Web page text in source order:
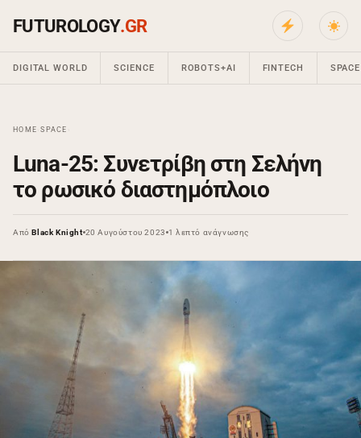
FUTUROLOGY.GR
DIGITAL WORLD SCIENCE ROBOTS+AI FINTECH SPACE
HOME ›SPACE
Luna-25: Συνετρίβη στη Σελήνη
το ρωσικό διαστημόπλοιο
ΑπόBlack Knight 20 Αυγούστου 2023 1 λεπτό ανάγνωσης